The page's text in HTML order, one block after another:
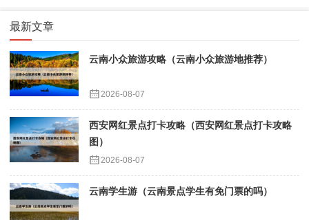
最新文章
云南小众旅游攻略（云南小众旅游地推荐）
2026-08-07
西安网红景点打卡攻略（西安网红景点打卡攻略
图）
2026-08-07
云南学生游（云南景点学生有免门票的吗）